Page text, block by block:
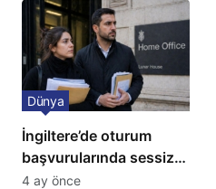
İngiltere’de oturum
başvurularında sessiz
kriz: Büyükelçilikten
Dünya
4 ay önce